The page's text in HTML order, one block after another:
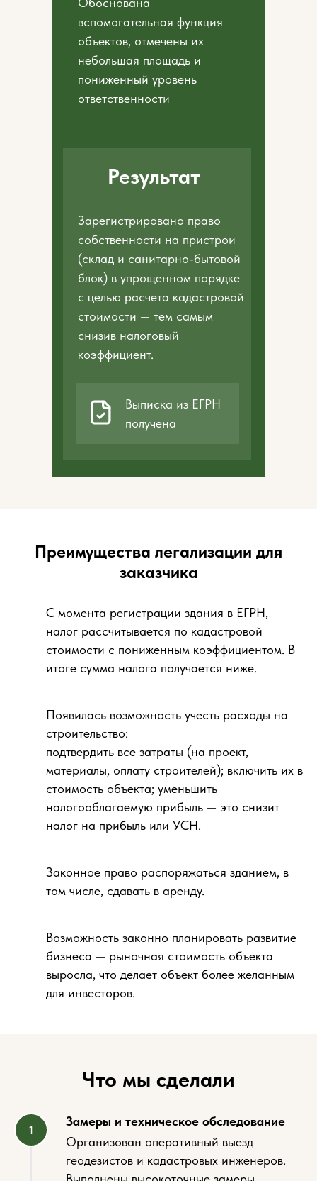
Результат
вспомогательная функция
объектов, отмечены их
небольшая площадь и
пониженный уровень
ответственности
Выписка из ЕГРН
получена
Зарегистрировано право
собственности на пристрои
(склад и санитарно-бытовой
блок) в упрощенном порядке
с целью расчета кадастровой
стоимости — тем самым
снизив налоговый
коэффициент.
Преимущества легализации для
заказчика
С момента регистрации здания в ЕГРН,
налог рассчитывается по кадастровой
стоимости с пониженным коэффициентом. В
итоге сумма налога получается ниже.
Появилась возможность учесть расходы на
строительство:
подтвердить все затраты (на проект,
материалы, оплату строителей); включить их в
стоимость объекта; уменьшить
налогооблагаемую прибыль — это снизит
налог на прибыль или УСН.
Законное право распоряжаться зданием, в
том числе, сдавать в аренду.
Возможность законно планировать развитие
бизнеса — рыночная стоимость объекта
выросла, что делает объект более желанным
для инвесторов.
Что мы сделали
Замеры и техническое обследование
Организован оперативный выезд
геодезистов и кадастровых инженеров.